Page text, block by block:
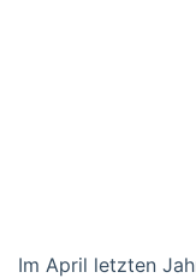
Im April letzten